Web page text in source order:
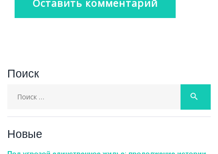
Поиск
search
Новые